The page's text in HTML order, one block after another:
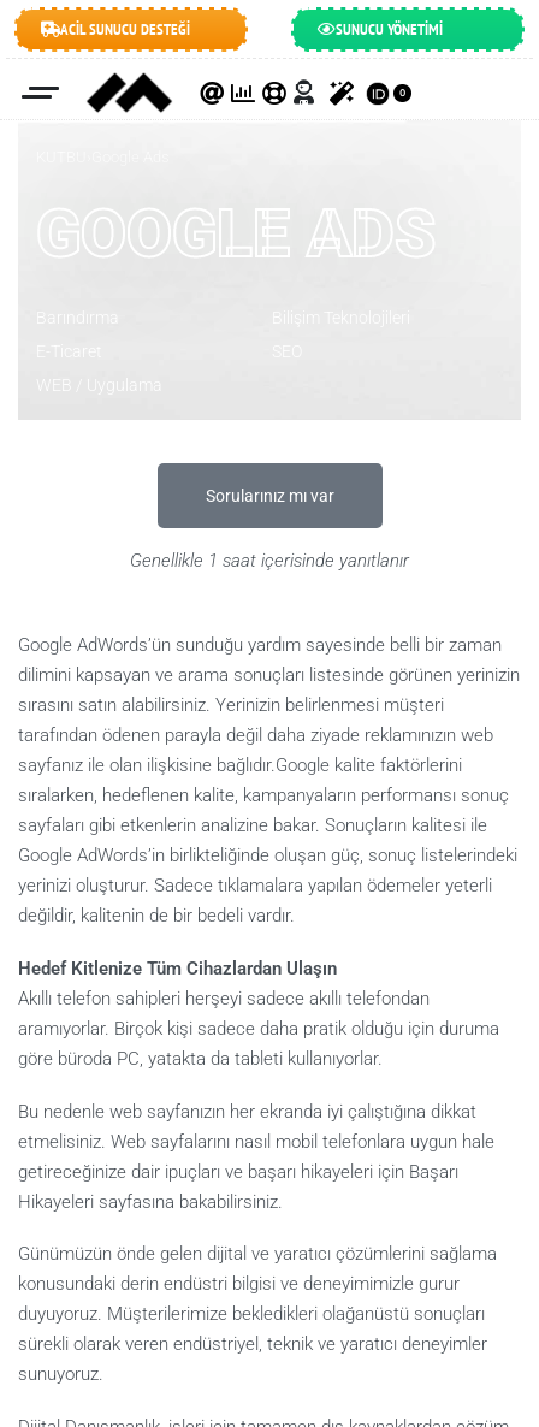
ACİL SUNUCU DESTEĞİ SUNUCU YÖNETİMİ
0
GOOGLE ADS
WEB / Uygulama
Sorularınız mı var
Genellikle 1 saat içerisinde yanıtlanır
Google AdWords’ün sunduğu yardım sayesinde belli bir zaman
dilimini kapsayan ve arama sonuçları listesinde görünen yerinizin
sırasını satın alabilirsiniz. Yerinizin belirlenmesi müşteri
tarafından ödenen parayla değil daha ziyade reklamınızın web
sayfanız ile olan ilişkisine bağlıdır.Google kalite faktörlerini
sıralarken, hedeflenen kalite, kampanyaların performansı sonuç
sayfaları gibi etkenlerin analizine bakar. Sonuçların kalitesi ile
Google AdWords’in birlikteliğinde oluşan güç, sonuç listelerindeki
yerinizi oluşturur. Sadece tıklamalara yapılan ödemeler yeterli
değildir, kalitenin de bir bedeli vardır.
Hedef Kitlenize Tüm Cihazlardan Ulaşın
Akıllı telefon sahipleri herşeyi sadece akıllı telefondan
aramıyorlar. Birçok kişi sadece daha pratik olduğu için duruma
göre büroda PC, yatakta da tableti kullanıyorlar.
Bu nedenle web sayfanızın her ekranda iyi çalıştığına dikkat
etmelisiniz. Web sayfalarını nasıl mobil telefonlara uygun hale
getireceğinize dair ipuçları ve başarı hikayeleri için Başarı
Hikayeleri sayfasına bakabilirsiniz.
Günümüzün önde gelen dijital ve yaratıcı çözümlerini sağlama
konusundaki derin endüstri bilgisi ve deneyimimizle gurur
duyuyoruz. Müşterilerimize bekledikleri olağanüstü sonuçları
sürekli olarak veren endüstriyel, teknik ve yaratıcı deneyimler
sunuyoruz.